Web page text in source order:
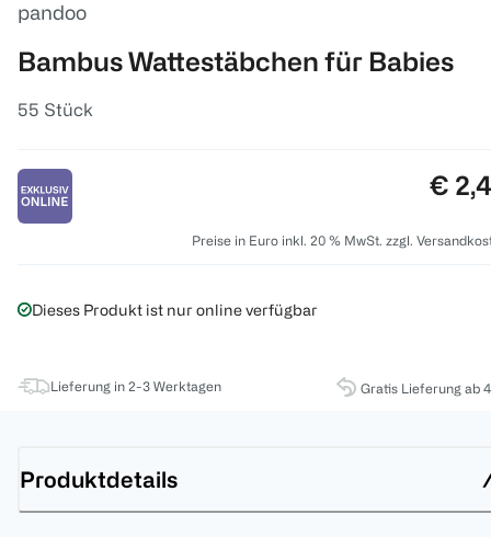
pandoo
Bambus Wattestäbchen für Babies
55 Stück
€
Preise in Euro inkl. 20 % MwSt. zzgl.
Dieses Produkt ist nur online verfügbar
Lieferung in 2-3 Werktagen Gratis Lieferung ab
Produktdetails